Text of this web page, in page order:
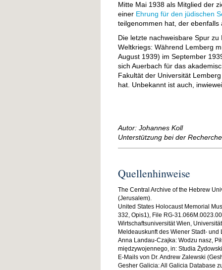
Mitte Mai 1938 als Mitglied der
einer Ehrung für den jüdischen
teilgenommen hat, der ebenfalls
Die letzte nachweisbare Spur
Weltkriegs: Während Lemberg
August 1939) im September
sich Auerbach für das
Fakultät der Universität
hat. Unbekannt ist auch,
Autor: Johannes Koll
Unterstützung bei der
Quellenhinweise
The Central Archive of the Hebrew
(Jerusalem).
United States Holocaust Memorial
332, Opis1), File RG-
Wirtschaftsuniversität Wien,
Meldeauskunft des Wiener Stadt-
Anna Landau-Czajka: Wodzu nasz,
międzywojennego, in: Studia
E-Mails von Dr. Andrew Zalewski
Gesher Galicia: All Galicia Database